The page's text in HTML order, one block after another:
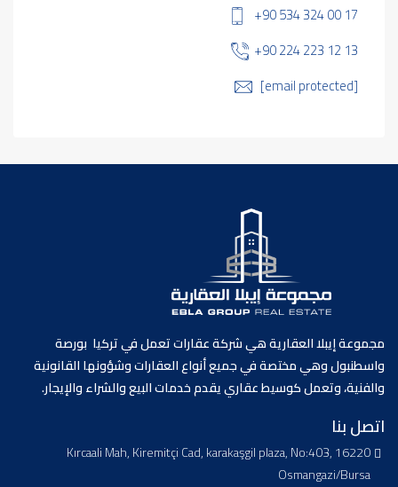
+90 534 324 00 17
+90 224 223 12 13
[email protected]
مجموعة إيبلا العقارية هي شركة عقارات تعمل في تركيا بورصة
واسطنبول وهي مختصة في جميع أنواع العقارات وشؤونها القانونية
والفنية، وتعمل كوسيط عقاري يقدم خدمات البيع والشراء والإيجار.
اتصل بنا
Kırcaali Mah, Kiremitçi Cad, karakaşgil plaza, No:403, 16220
Osmangazi/Bursa